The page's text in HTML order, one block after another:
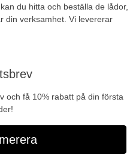
du hitta och beställa de lådor,
din verksamhet. Vi levererar
och få 10% rabatt på din första